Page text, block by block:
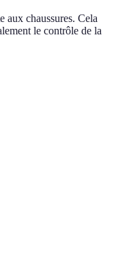
aux chaussures. Cela
le contrôle de la